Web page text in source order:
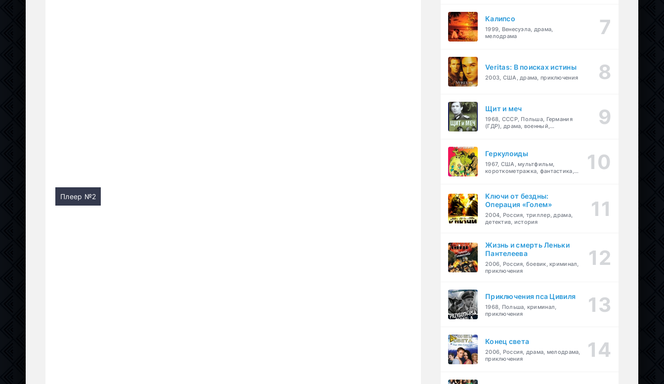
Плеер №2
Калипсо
1999, Венесуэла, драма,
мелодрама
Veritas: В поисках истины
2003, США, драма, приключения
Щит и меч
1968, СССР, Польша, Германия
(ГДР), драма, военный,
Геркулоиды
1967, США, мультфильм,
короткометражка, фантастика,
Ключи от бездны:
Операция «Голем»
2004, Россия, триллер, драма,
детектив, история
Жизнь и смерть Леньки
Пантелеева
2006, Россия, боевик, криминал,
приключения
Приключения пса Цивиля
1968, Польша, криминал,
приключения
Конец света
2006, Россия, драма, мелодрама,
приключения